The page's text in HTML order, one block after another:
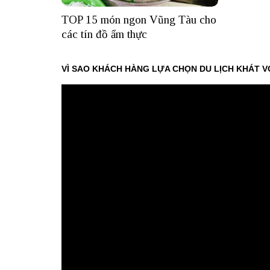
TOP 15 món ngon Vũng Tàu cho
các tín đồ ẩm thực
VÌ SAO KHÁCH HÀNG LỰA CHỌN DU LỊCH KHÁT